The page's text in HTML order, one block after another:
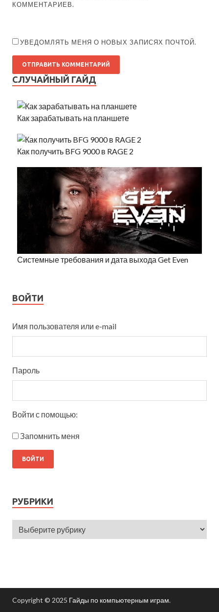
КОММЕНТАРИЕВ.
УВЕДОМЛЯТЬ МЕНЯ О НОВЫХ ЗАПИСЯХ ПОЧТОЙ.
СЛУЧАЙНЫЙ ГАЙД
Как зарабатывать на планшете
Как получить BFG 9000 в RAGE 2
Системные требования и дата выхода Get Even
ВОЙТИ
Имя пользователя или e-mail
Пароль
Войти с помощью:
Запомнить меня
РУБРИКИ
Copyright © 2025 Гайды по компьютерным играм.